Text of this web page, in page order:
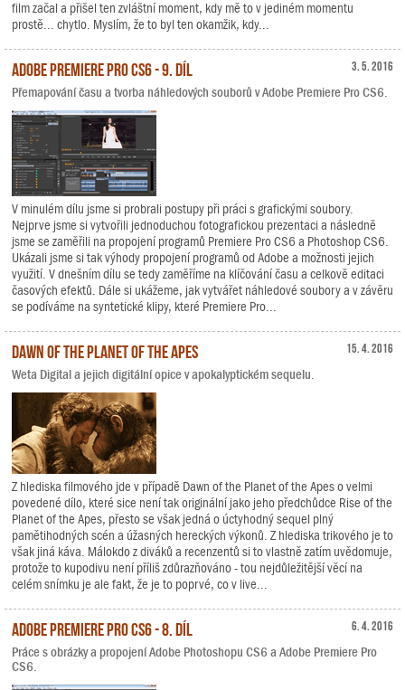
film začal a přišel ten zvláštní moment, kdy mě to v jediném momentu
prostě... chytlo. Myslím, že to byl ten okamžik, kdy...
3. 5. 2016
Adobe Premiere Pro CS6 - 9. díl
Přemapování času a tvorba náhledových souborů v Adobe Premiere Pro CS6.
V minulém dílu jsme si probrali postupy při práci s grafickými soubory.
Nejprve jsme si vytvořili jednoduchou fotografickou prezentaci a následně
jsme se zaměřili na propojení programů Premiere Pro CS6 a Photoshop CS6.
Ukázali jsme si tak výhody propojení programů od Adobe a možnosti jejich
využití. V dnešním dílu se tedy zaměříme na klíčování času a celkově editaci
časových efektů. Dále si ukážeme, jak vytvářet náhledové soubory a v závěru
se podíváme na syntetické klipy, které Premiere Pro...
15. 4. 2016
Dawn of the Planet of the Apes
Weta Digital a jejich digitální opice v apokalyptickém sequelu.
Z hlediska filmového jde v případě Dawn of the Planet of the Apes o velmi
povedené dílo, které sice není tak originální jako jeho předchůdce Rise of the
Planet of the Apes, přesto se však jedná o úctyhodný sequel plný
pamětihodných scén a úžasných hereckých výkonů. Z hlediska trikového je to
však jiná káva. Málokdo z diváků a recenzentů si to vlastně zatím uvědomuje,
protože to kupodivu není příliš zdůrazňováno - tou nejdůležitější věcí na
celém snímku je ale fakt, že je to poprvé, co v live...
6. 4. 2016
Adobe Premiere Pro CS6 - 8. díl
Práce s obrázky a propojení Adobe Photoshopu CS6 a Adobe Premiere Pro
CS6.